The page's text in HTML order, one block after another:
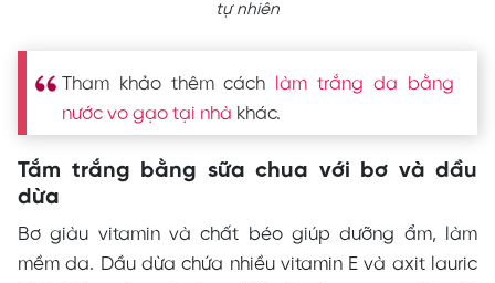
tự nhiên
Tham khảo thêm cách
làm trắng da bằng
nước vo gạo tại nhà khác.
Tắm trắng bằng sữa chua với bơ và dầu
dừa
Bơ giàu vitamin và chất béo giúp dưỡng ẩm, làm
mềm da. Dầu dừa chứa nhiều vitamin E và axit lauric